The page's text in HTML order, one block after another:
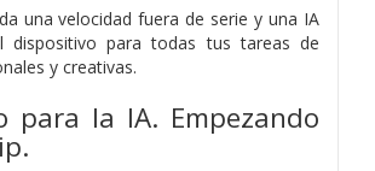
una velocidad fuera de serie y una IA
dispositivo para todas tus tareas de
y creativas.
para la IA. Empezando